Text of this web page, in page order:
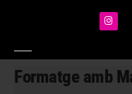
Formatge amb